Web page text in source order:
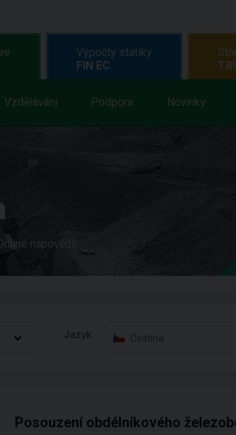
Vzdělávání Podpora Novinky
Výpočty statiky
FIN EC
nápověda
Jazyk: Čeština
Posouzení obdélníkového